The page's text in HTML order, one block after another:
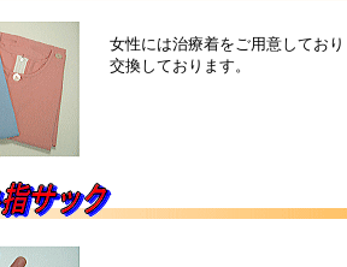
女性には治療着をご用意してお
交換しております。